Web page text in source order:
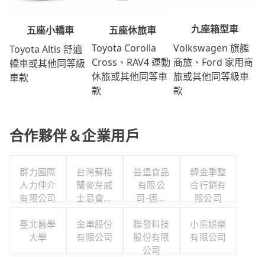
五座小轎車
Toyota Altis 舒適
轎車或其他同等級
車款
五座休旅車
Toyota Corolla
Cross、RAV4 運動
休旅或其他同等車
款
九座箱型車
Volkswagen 旗艦
商旅、Ford 家用商
旅或其他同等級車
款
合作夥伴＆企業用戶
群力國際
人力仲介
有限公司
台灣蘇格
蘭麥芽威
士忌會所
公司
芸堡食品
有限公
司-德行
韓金季整
合行銷有
限公司
臺北醫學
大學
金車股份
有限公司
聯發科技
股份有限
公司
小吳娛樂
有限公司